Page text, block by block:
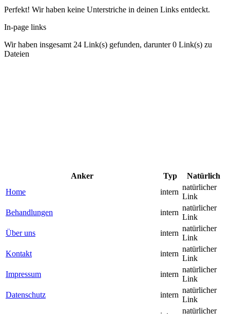
Perfekt! Wir haben keine Unterstriche in deinen Links entdeckt.
In-page links
Wir haben insgesamt 24 Link(s) gefunden, darunter 0 Link(s) zu
Dateien
Anker Typ
Natürlich
Home
intern
natürlicher
Link
Behandlungen
intern
natürlicher
Link
Über uns
intern
natürlicher
Link
Kontakt
intern
natürlicher
Link
Impressum
intern
natürlicher
Link
Datenschutz
intern
natürlicher
Link
natürlicher